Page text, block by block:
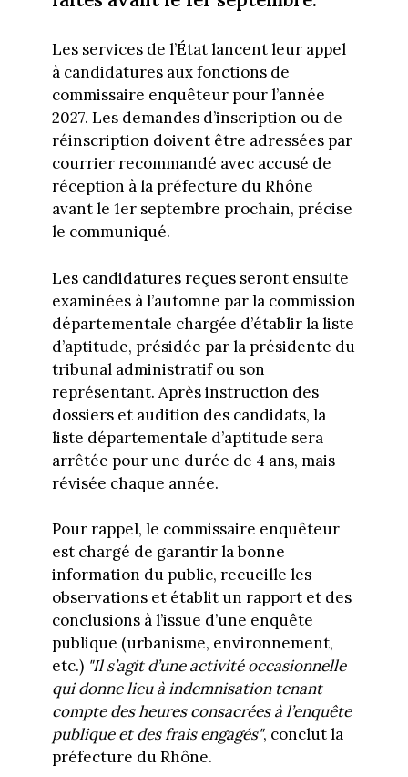
Les services de l’État lancent leur appel
à candidatures aux fonctions de
commissaire enquêteur pour l’année
2027. Les demandes d’inscription ou de
réinscription doivent être adressées par
courrier recommandé avec accusé de
réception à la préfecture du Rhône
avant le 1er septembre prochain, précise
le communiqué.
Les candidatures reçues seront ensuite
examinées à l’automne par la commission
départementale chargée d’établir la liste
d’aptitude, présidée par la présidente du
tribunal administratif ou son
représentant. Après instruction des
dossiers et audition des candidats, la
liste départementale d’aptitude sera
arrêtée pour une durée de 4 ans, mais
révisée chaque année.
Pour rappel, le commissaire enquêteur
est chargé de garantir la bonne
information du public, recueille les
observations et établit un rapport et des
conclusions à l’issue d’une enquête
publique (urbanisme, environnement,
etc.) "Il s’agit d’une activité occasionnelle
qui donne lieu à indemnisation tenant
compte des heures consacrées à l’enquête
publique et des frais engagés", conclut la
préfecture du Rhône.